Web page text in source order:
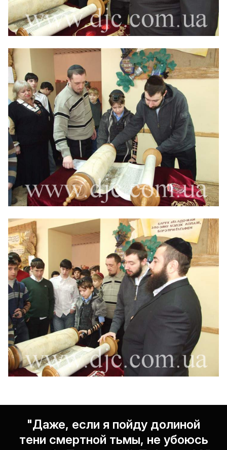
"Даже, если я пойду долиной
тени смертной тьмы, не убоюсь